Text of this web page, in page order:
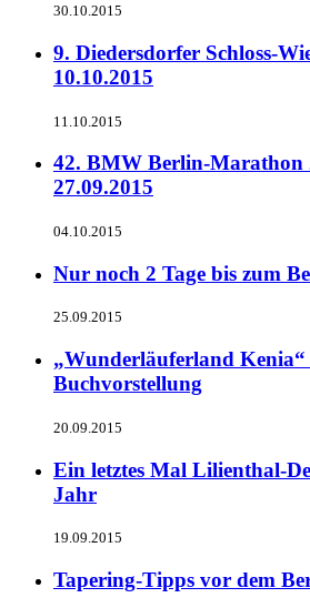
30.10.2015
9. Diedersdorfer Schloss-
10.10.2015
11.10.2015
42. BMW Berlin-Marathon
27.09.2015
04.10.2015
Nur noch 2 Tage bis zum
25.09.2015
„Wunderläuferland
Buchvorstellung
20.09.2015
Ein letztes Mal Lilienthal-
Jahr
19.09.2015
Tapering-Tipps vor dem